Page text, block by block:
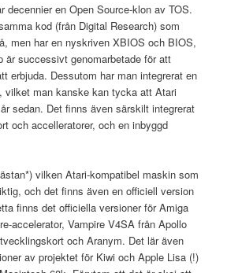
decennier en Open Source-klon av TOS.
kod (från Digital Research) som
men har en nyskriven XBIOS och BIOS,
är successivt genomarbetade för att
erbjuda. Dessutom har man integrerat en
vilket man kanske kan tycka att Atari
sedan. Det finns även särskilt integrerat
och accelleratorer, och en inbyggd
vilken Atari-kompatibel maskin som
och det finns även en officiell version
finns det officiella versioner för Amiga
accelerator, Vampire V4SA från Apollo
och Aranym. Det lär även
av projektet för Kiwi och Apple Lisa (!)